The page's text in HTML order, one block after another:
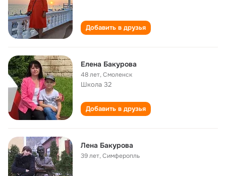
Добавить в друзья
Елена Бакурова
48 лет,Смоленск
Школа 32
Добавить в друзья
Лена Бакурова
39 лет,Симферопль